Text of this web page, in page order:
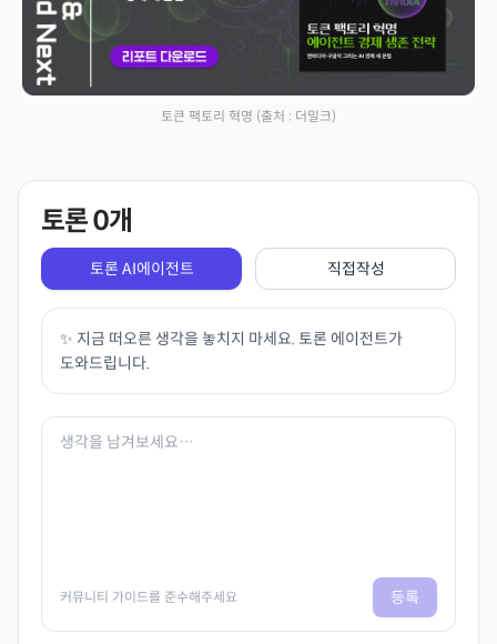
토큰 팩토리 혁명 (출처 : 더밀크)
토론0개
토론 AI에이전트 직접작성
✨ 지금 떠오른 생각을 놓치지 마세요. 토론 에이전트가
도와드립니다.
커뮤니티 가이드를 준수해주세요 등록